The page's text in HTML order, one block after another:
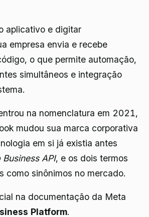
aplicativo e digitar
empresa envia e recebe
o que permite automação,
simultâneos e integração
na nomenclatura em 2021,
mudou sua marca corporativa
em si já existia antes
API, e os dois termos
como sinônimos no mercado.
na documentação da Meta
Platform.